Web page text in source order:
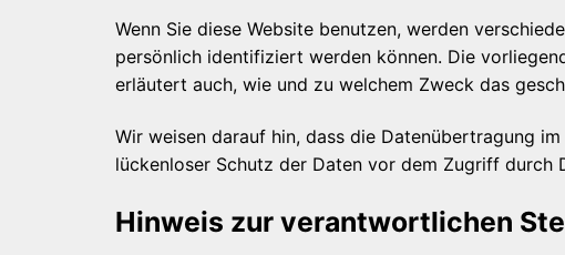
Wenn Sie diese Website benutzen, werden
persönlich identifiziert werden können. Die
erläutert auch, wie und zu welchem Zweck das
Wir weisen darauf hin, dass die Datenübertragung
lückenloser Schutz der Daten vor dem Zugriff durch
Hinweis zur verantwortlichen